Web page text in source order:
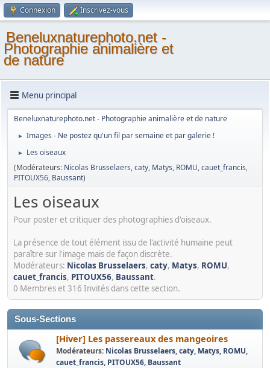
Connexion Inscrivez-vous
Beneluxnaturephoto.net -
Photographie animalière et
de nature
Menu principal
Beneluxnaturephoto.net - Photographie animalière et de nature
► Images - Ne postez qu'un fil par semaine et par galerie !
►
Les oiseaux
(Modérateurs: Nicolas Brusselaers,caty, Matys, ROMU,cauet_francis,
PITOUX56, Baussant)
Les oiseaux
Pour poster et critiquer des photographies d'oiseaux.
La présence de tout élément issu de l'activité humaine peut
paraître sur l'image mais de façon discrète.
Modérateurs: Nicolas Brusselaers, caty, Matys, ROMU,
cauet_francis, PITOUX56, Baussant.
0 Membres et 316 Invités dans cette section.
Sous-Sections
[Hiver] Les passereaux des mangeoires
Modérateurs: Nicolas Brusselaers,caty, Matys, ROMU,
cauet_francis, PITOUX56, Baussant